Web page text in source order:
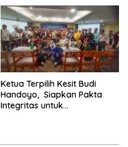
Ketua Terpilih Kesit Budi
Handoyo, Siapkan Pakta
Integritas untuk